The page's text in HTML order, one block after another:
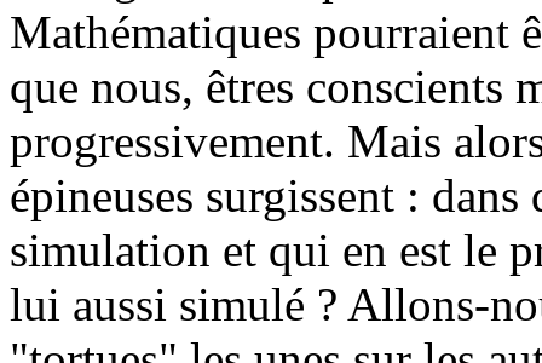
Mathématiques pourraient
que nous, êtres conscients
progressivement. Mais
épineuses surgissent :
simulation et qui en est le
lui aussi simulé ? Allons-